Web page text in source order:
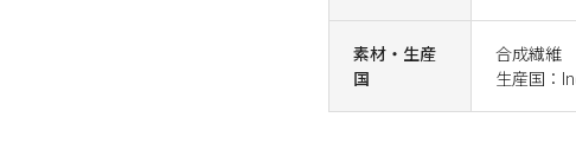
素材・生産
国
合成繊維
生産国：